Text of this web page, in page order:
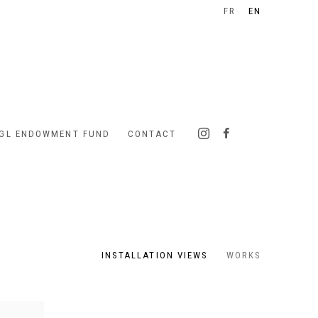
ENDOWMENT FUND CONTACT
FR EN
INSTALLATION VIEWS WORKS